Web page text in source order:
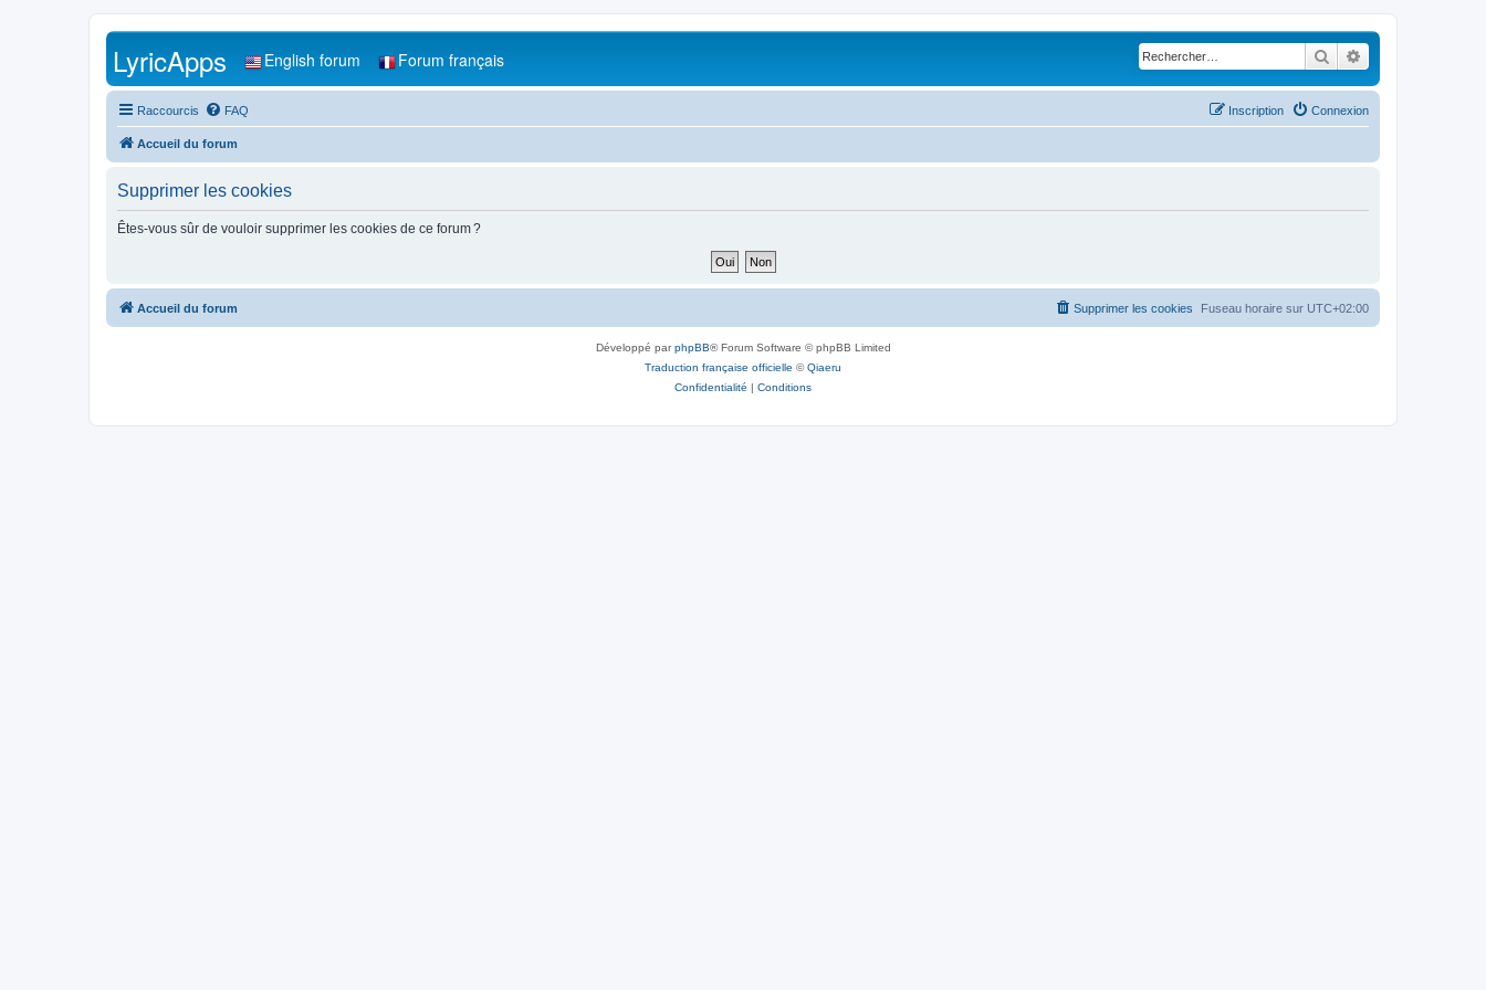
Rechercher
LyricApps English forum Forum français
Raccourcis FAQ Connexion
Inscription
Accueil du forum
Supprimer les cookies
Êtes-vous sûr de vouloir supprimer les cookies de ce forum ?
Accueil du forum Fuseau horaire sur UTC+02:00
Supprimer les cookies
Développé parphpBB® Forum Software © phpBB Limited
Traduction française officielle ©Qiaeru
Confidentialité | Conditions